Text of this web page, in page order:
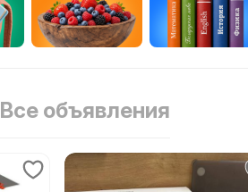
Все объявления